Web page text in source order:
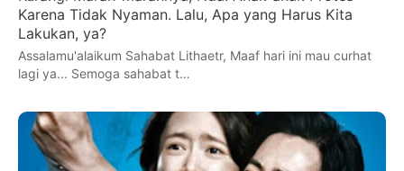
Karena Tidak Nyaman. Lalu, Apa yang Harus Kita
Lakukan, ya?
Assalamu'alaikum Sahabat Lithaetr, Maaf hari ini mau curhat
lagi ya... Semoga sahabat t…